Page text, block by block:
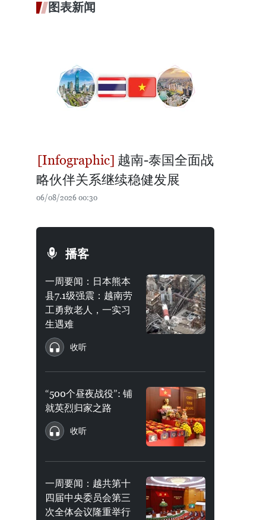
图表新闻
越南-泰国全面战
略伙伴关系继续稳健发展
06/08/2026 00:30
播客
一周要闻：日本熊本
县7.1级强震：越南劳
工勇救老人，一实习
生遇难
收听
“500个昼夜战役”: 铺
就英烈归家之路
收听
一周要闻：越共第十
四届中央委员会第三
次全体会议隆重举行